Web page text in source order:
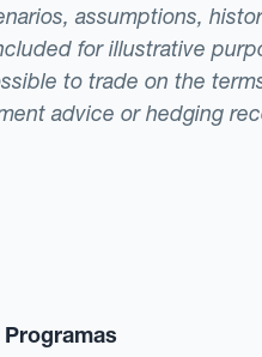
assumptions,
for illustrative
to trade on the
advice or hedging
Programas